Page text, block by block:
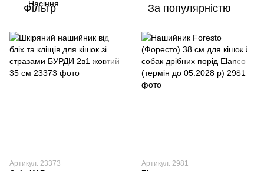
Фільтр За популярністю
Артикул: 23373 Артикул: 2981